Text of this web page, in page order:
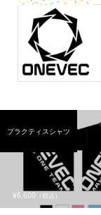
¥6,600 （税込）
プラクティスシャツ